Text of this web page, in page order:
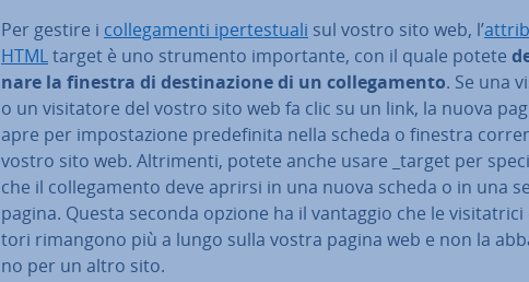
Per gestire i col­le­ga­men­ti iper­te­stua­li sul vostro sito web, l’
HTMLtarget è uno strumento im­por­tan­te, con il quale potete
na­re la finestra di de­sti­na­zio­ne di un col­le­ga­men­to. Se una
o un vi­si­ta­to­re del vostro sito web fa clic su un link, la nuova
apre per im­po­sta­zio­ne pre­de­fi­ni­ta nella scheda o finestra
vostro sito web. Al­tri­men­ti, potete anche usare _target per
che il col­le­ga­men­to deve aprirsi in una nuova scheda o in una
pagina. Questa seconda opzione ha il vantaggio che le
to­ri rimangono più a lungo sulla vostra pagina web e non la
no per un altro sito.